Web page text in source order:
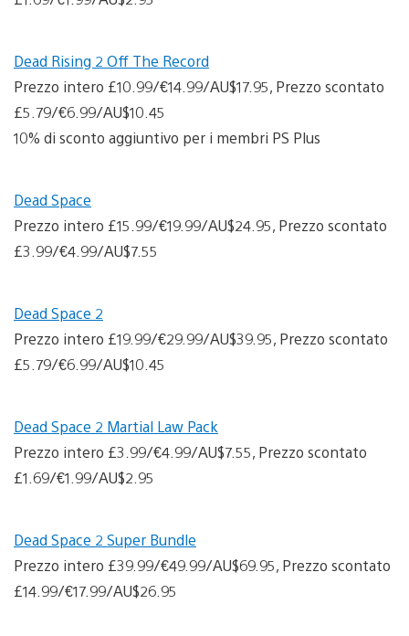
Dead Rising 2 Off The Record
Prezzo intero £10.99/€14.99/AU$17.95, Prezzo scontato
£5.79/€6.99/AU$10.45
10% di sconto aggiuntivo per i membri PS Plus
Dead Space
Prezzo intero £15.99/€19.99/AU$24.95, Prezzo scontato
£3.99/€4.99/AU$7.55
Dead Space 2
Prezzo intero £19.99/€29.99/AU$39.95, Prezzo scontato
£5.79/€6.99/AU$10.45
Dead Space 2 Martial Law Pack
Prezzo intero £3.99/€4.99/AU$7.55, Prezzo scontato
£1.69/€1.99/AU$2.95
Dead Space 2 Super Bundle
Prezzo intero £39.99/€49.99/AU$69.95, Prezzo scontato
£14.99/€17.99/AU$26.95